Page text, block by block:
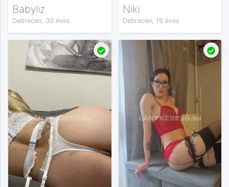
Babyliz
Debrecen, 30 éves
Niki
Debrecen, 19 éves